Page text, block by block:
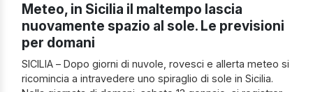
Meteo, in Sicilia il maltempo lascia
nuovamente spazio al sole. Le previsioni
per domani
SICILIA – Dopo giorni di nuvole, rovesci e allerta meteo si
ricomincia a intravedere uno spiraglio di sole in Sicilia.